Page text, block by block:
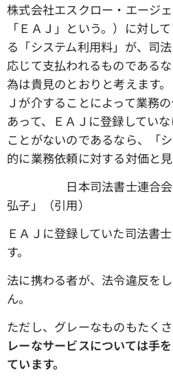
株式会社エスクロー・エージ
「ＥＡＪ」という。）に対し
る「システム利用料」が、司
応じて支払われるものである
為は貴見のとおりと考えます
Ｊが介することによって業務
あって、ＥＡＪに登録してい
ことがないのであるなら、「
的に業務依頼に対する対価と見
日本司法書士連合
弘子」（引用）
ＥＡＪに登録していた司法書
す。
法に携わる者が、法令違反を
ん。
ただし、グレーなものもたく
レーなサービスについては手
ています。